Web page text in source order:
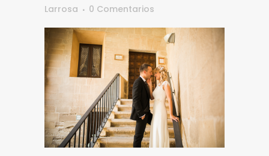
Larrosa
0 Comentarios